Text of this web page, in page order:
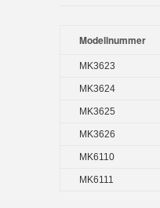
Modellnummer
MK3623
MK3624
MK3625
MK3626
MK6110
MK6111